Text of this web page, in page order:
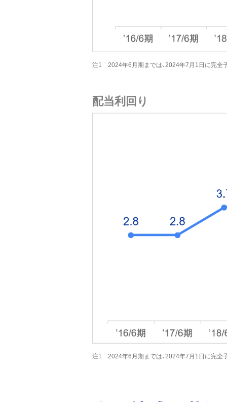
注1 2024年6月期までは、2024年7月1日に完全
配当利回り
注1 2024年6月期までは、2024年7月1日に完全